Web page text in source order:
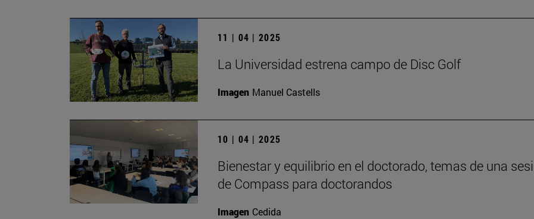
11 | 04 | 2025
La Universidad estrena campo de Disc Golf
Imagen Manuel Castells
10 | 04 | 2025
Bienestar y equilibrio en el doctorado, temas de una
de Compass para doctorandos
Imagen Cedida